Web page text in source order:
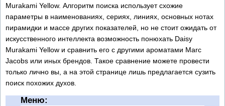
Murakami Yellow. Алгоритм поиска использует схожие
параметры в наименованиях, сериях, линиях, основных нотах
пирамидки и массе других показателей, но не стоит ожидать от
искусственного интеллекта возможность понюхать Daisy
Murakami Yellow и сравнить его с другими ароматами Marc
Jacobs или иных брендов. Такое сравнение можете провести
только лично вы, а на этой странице лишь предлагается сузить
поиск похожих духов.
Меню: